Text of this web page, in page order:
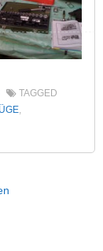
TAGGED
,